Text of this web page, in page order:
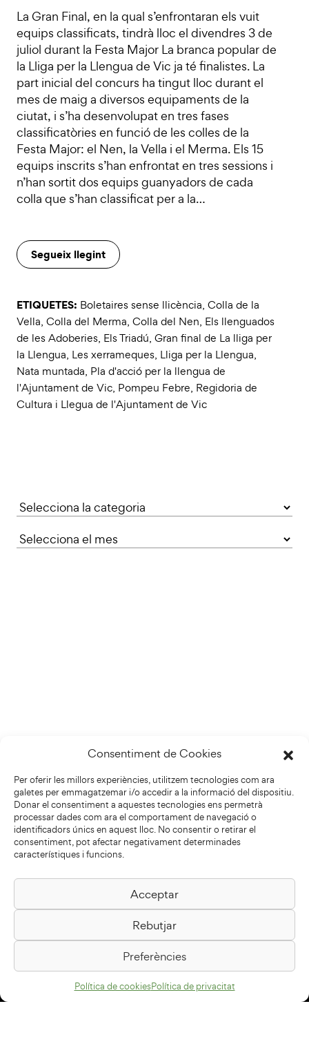
Consentiment de Cookies
Per oferir les millors experiències, utilitzem tecnologies com ara
galetes per emmagatzemar i/o accedir a la informació del dispositiu.
Donar el consentiment a aquestes tecnologies ens permetrà
processar dades com ara el comportament de navegació o
identificadors únics en aquest lloc. No consentir o retirar el
consentiment, pot afectar negativament determinades
característiques i funcions.
Acceptar
Rebutjar
Preferències
Política de cookiesPolítica de privacitat
La Gran Final, en la qual s’enfrontaran els vuit
equips classificats, tindrà lloc el divendres 3 de
juliol durant la Festa Major La branca popular de
la Lliga per la Llengua de Vic ja té finalistes. La
part inicial del concurs ha tingut lloc durant el
mes de maig a diversos equipaments de la
ciutat, i s’ha desenvolupat en tres fases
classificatòries en funció de les colles de la
Festa Major: el Nen, la Vella i el Merma. Els 15
equips inscrits s’han enfrontat en tres sessions i
n’han sortit dos equips guanyadors de cada
colla que s’han classificat per a la…
Segueix llegint
ETIQUETES: Boletaires sense llicència, Colla de la
Vella, Colla del Merma, Colla del Nen, Els llenguados
de les Adoberies, Els Triadú, Gran final de La lliga per
la Llengua, Les xerrameques, Lliga per la Llengua,
Nata muntada, Pla d'acció per la llengua de
l'Ajuntament de Vic, Pompeu Febre, Regidoria de
Cultura i Llegua de l'Ajuntament de Vic
Categories
Biblioteca Pilarin Bayés
Passeig de la Generalitat, 1
08500 Vic